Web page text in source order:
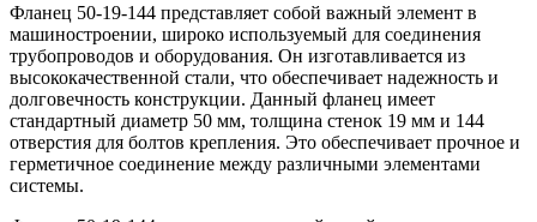
Фланец 50-19-144 представляет собой важный элемент в
машиностроении, широко используемый для соединения
трубопроводов и оборудования. Он изготавливается из
высококачественной стали, что обеспечивает надежность и
долговечность конструкции. Данный фланец имеет
стандартный диаметр 50 мм, толщина стенок 19 мм и 144
отверстия для болтов крепления. Это обеспечивает прочное и
герметичное соединение между различными элементами
системы.